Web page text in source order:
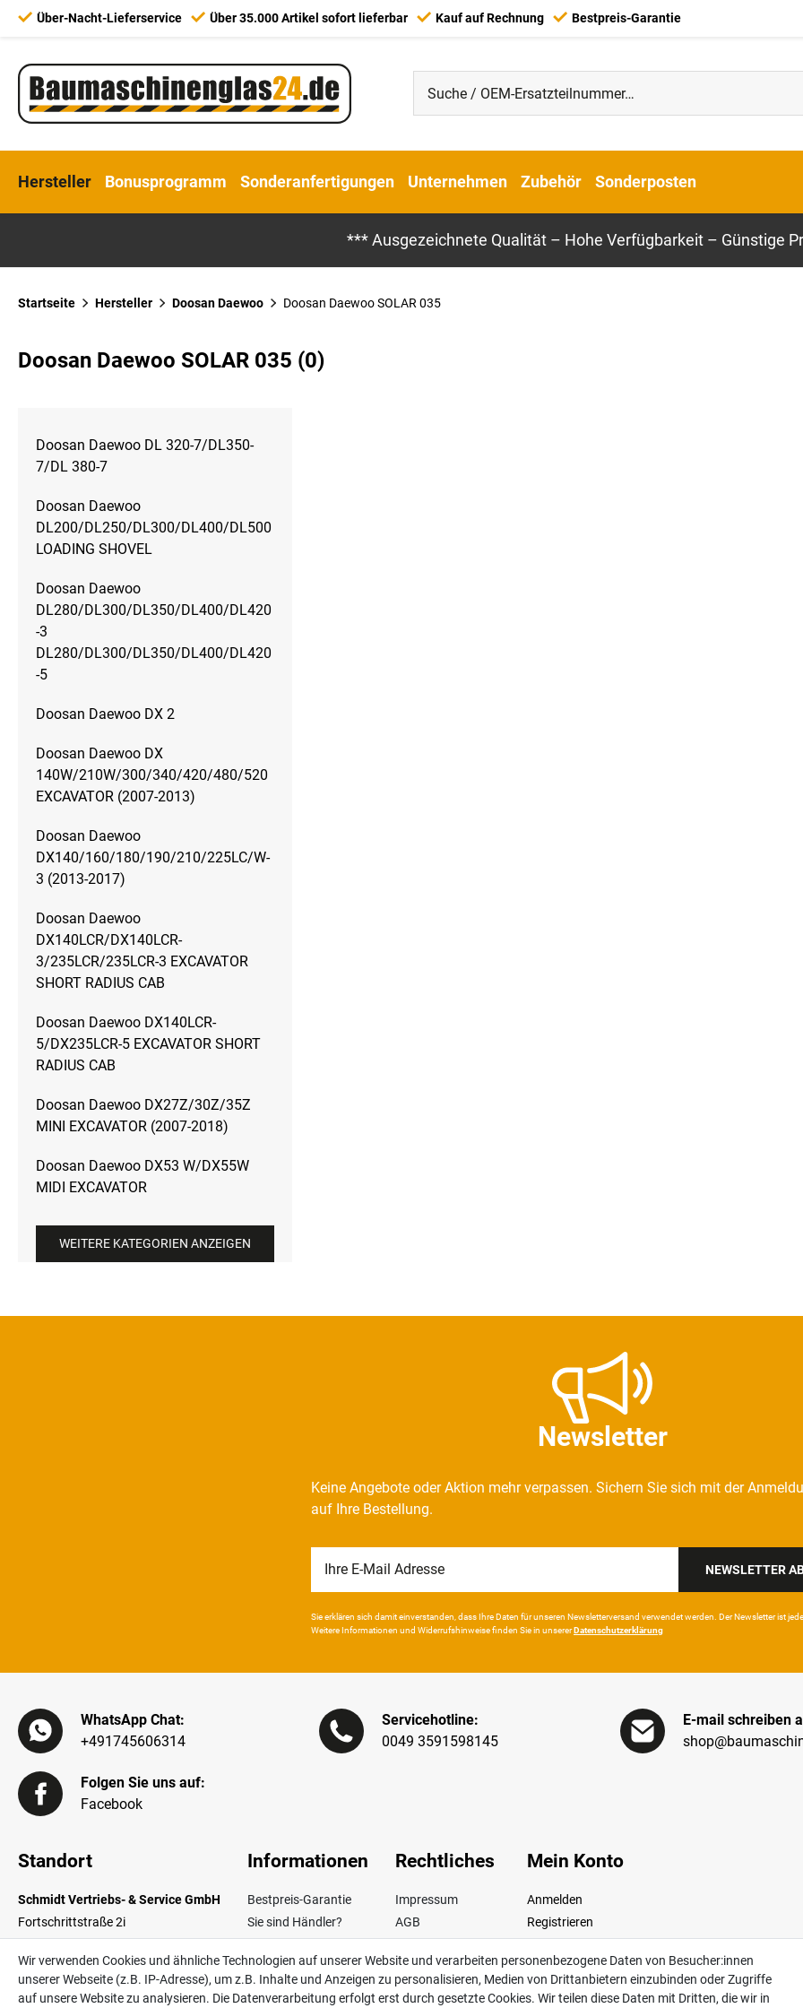
Über-Nacht-Lieferservice Über 35.000 Artikel sofort lieferbar Kauf auf Rechnung Bestpreis-Garantie
Hersteller Bonusprogramm Sonderanfertigungen Unternehmen Zubehör Sonderposten
*** Ausgezeichnete Qualität – Hohe Verfügbarkeit – Günstige
Startseite Hersteller Doosan Daewoo Doosan Daewoo SOLAR 035
Doosan Daewoo SOLAR 035 (0)
Doosan Daewoo DL 320-7/DL350-
7/DL 380-7
Doosan Daewoo
DL200/DL250/DL300/DL400/DL500
LOADING SHOVEL
Doosan Daewoo
DL280/DL300/DL350/DL400/DL420
-3
DL280/DL300/DL350/DL400/DL420
-5
Doosan Daewoo DX 2
Doosan Daewoo DX
140W/210W/300/340/420/480/520
EXCAVATOR (2007-2013)
Doosan Daewoo
DX140/160/180/190/210/225LC/W-
3 (2013-2017)
Doosan Daewoo
DX140LCR/DX140LCR-
3/235LCR/235LCR-3 EXCAVATOR
SHORT RADIUS CAB
Doosan Daewoo DX140LCR-
5/DX235LCR-5 EXCAVATOR SHORT
RADIUS CAB
Doosan Daewoo DX27Z/30Z/35Z
MINI EXCAVATOR (2007-2018)
Doosan Daewoo DX53 W/DX55W
MIDI EXCAVATOR
WEITERE KATEGORIEN ANZEIGEN
Newsletter
Keine Angebote oder Aktion mehr verpassen. Sichern Sie sich mit der
auf Ihre Bestellung.
Honig
NEWSLETTER
Sie erklären sich damit ein­ver­standen, dass Ihre Da­ten für unseren News­letter­versand ver­wen­det werden. Der News­letter ist
Weitere Infor­mationen und Wider­rufshin­weise finden Sie in unsererDaten­schutz­erklärung
WhatsApp Chat:
+491745606314
Servicehotline:
0049 3591598145
E-mail schreiben
Folgen Sie uns auf:
Facebook
Standort
Schmidt Vertriebs- & Service GmbH
Fortschrittstraße 2i
Germany
Informationen
Bestpreis-Garantie
Sie sind Händler?
Lieferinformationen
Rechtliches
Impressum
AGB
Datenschutz
Vertrag widerrufen
Mein Konto
Anmelden
Registrieren
Wir verwenden Cookies und ähnliche Technologien auf unserer Website und verarbeiten personenbezogene Daten von Besucher:innen
unserer Webseite (z.B. IP-Adresse), um z.B. Inhalte und Anzeigen zu personalisieren, Medien von Drittanbietern einzubinden oder Zugriffe
auf unsere Website zu analysieren. Die Datenverarbeitung erfolgt erst durch gesetzte Cookies. Wir teilen diese Daten mit Dritten, die wir in